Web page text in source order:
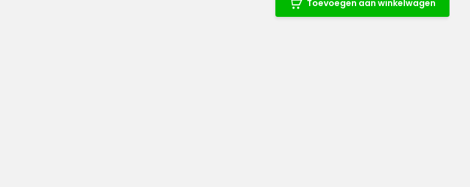
Toevoegen aan winkelwagen